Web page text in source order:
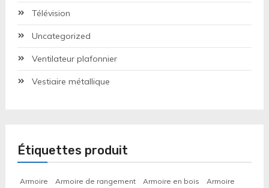
Télévision
Uncategorized
Ventilateur plafonnier
Vestiaire métallique
Étiquettes produit
Armoire Armoire de rangement Armoire en bois
Armoire